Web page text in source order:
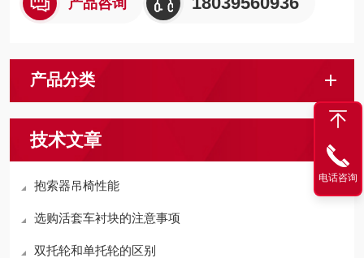
产品咨询
产品分类
技术文章
抱索器吊椅性能
选购活套车衬块的注意事项
双托轮和单托轮的区别
电话咨询